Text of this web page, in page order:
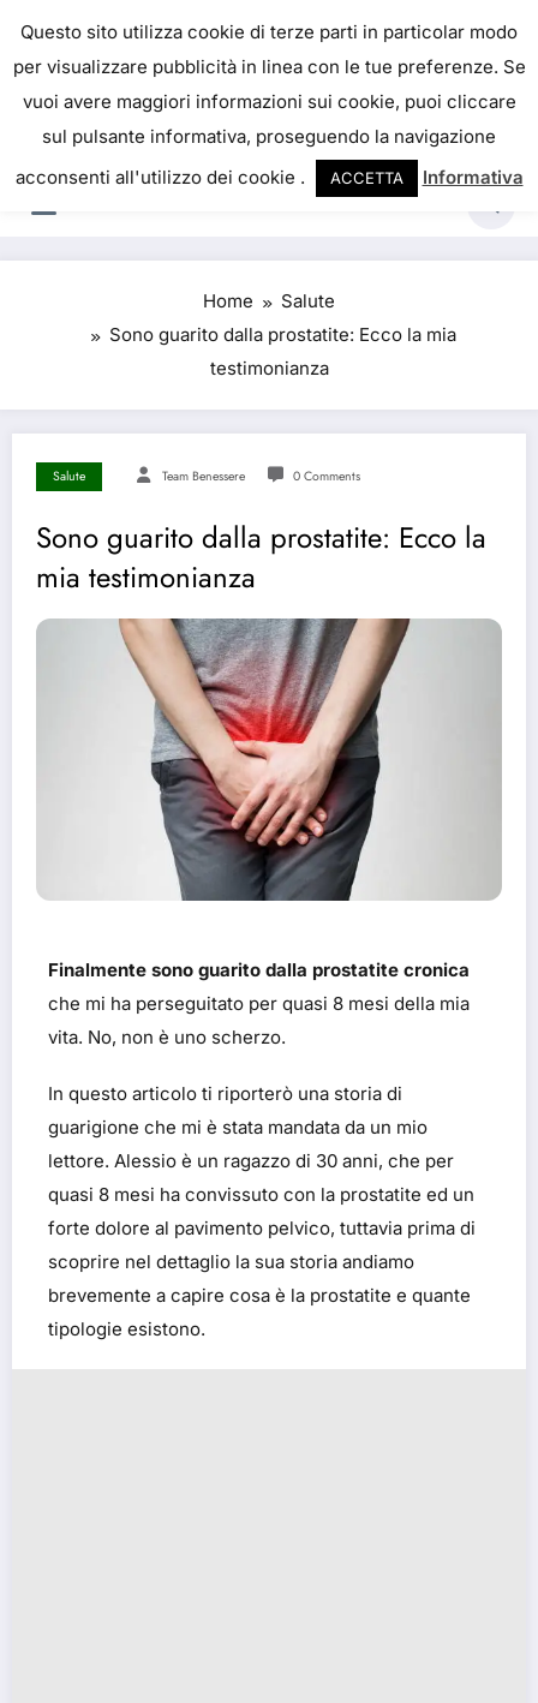
IL PORTALE DEL BENESSERE
La salute è come il denaro, non abbiamo mai una
vera idea del suo valore fino a quando la
perdiamo. Josh Billings
Home
Salute
Sono guarito dalla prostatite: Ecco la mia
testimonianza
Salute Team Benessere 0 Comments
Sono guarito dalla prostatite: Ecco la
mia testimonianza
Finalmente sono guarito dalla prostatite cronica
che mi ha perseguitato per quasi 8 mesi della mia
vita. No, non è uno scherzo.
In questo articolo ti riporterò una storia di
guarigione che mi è stata mandata da un mio
lettore. Alessio è un ragazzo di 30 anni, che per
quasi 8 mesi ha convissuto con la prostatite ed un
forte dolore al pavimento pelvico, tuttavia prima di
scoprire nel dettaglio la sua storia andiamo
brevemente a capire cosa è la prostatite e quante
tipologie esistono.
Questo sito utilizza cookie di terze parti in particolar modo
per visualizzare pubblicità in linea con le tue preferenze. Se
vuoi avere maggiori informazioni sui cookie, puoi cliccare
sul pulsante informativa, proseguendo la navigazione
acconsenti all'utilizzo dei cookie .
ACCETTA Informativa